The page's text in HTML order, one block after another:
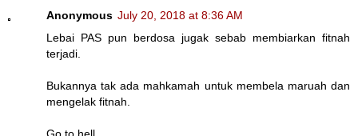
Anonymous July 20, 2018 at 8:36 AM
Lebai PAS pun berdosa jugak sebab membiarkan fitnah
terjadi.
Bukannya tak ada mahkamah untuk membela maruah dan
mengelak fitnah.
Go to hell